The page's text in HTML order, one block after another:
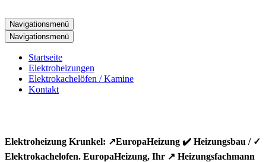
Navigationsmenü
Navigationsmenü
Startseite
Elektroheizungen
Elektrokachelöfen / Kamine
Kontakt
Elektroheizung Krunkel: ↗️EuropaHeizung ✔️ Heizungsbau / ✓
Elektrokachelofen. EuropaHeizung, Ihr ↗️ Heizungsfachmann